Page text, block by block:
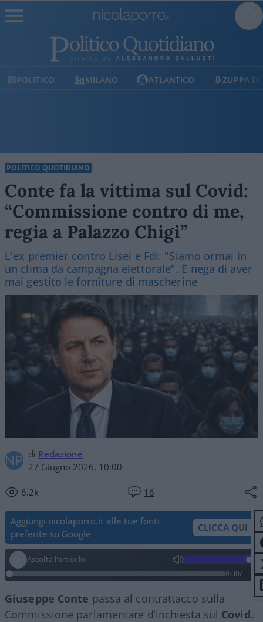
MILANO ATLANTICO ZUPPA DI PORRO
POLITICO QUOTIDIANO
Conte fa la vittima sul Covid:
“Commissione contro di me,
regia a Palazzo Chigi”
L'ex premier contro Lisei e Fdi: "Siamo ormai in
un clima da campagna elettorale". E nega di aver
mai gestito le forniture di mascherine
di Redazione
27 Giugno 2026, 10:00
6.2k 16
Aggiungi nicolaporro.it alle tue fonti
preferite su Google
CLICCA QUI
Ascolta l'articolo
0:00/--:--
Giuseppe Conte passa al contrattacco sulla
Commissione parlamentare d’inchiesta sul Covid.